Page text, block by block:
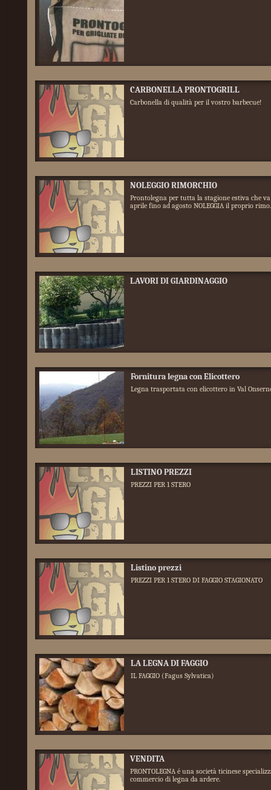
CARBONELLA PRONTOGRILL
Carbonella di qualità per il vostro barbecue!
NOLEGGIO RIMORCHIO
Prontolegna per tutta la stagione estiva che
aprile fino ad agosto NOLEGGIA il proprio
LAVORI DI GIARDINAGGIO
Fornitura legna con Elicottero
Legna trasportata con elicottero in Val
LISTINO PREZZI
PREZZI PER 1 STERO
Listino prezzi
PREZZI PER 1 STERO DI FAGGIO STAGIONATO
LA LEGNA DI FAGGIO
IL FAGGIO (Fagus Sylvatica)
VENDITA
PRONTOLEGNA é una società ticinese
commercio di legna da ardere.